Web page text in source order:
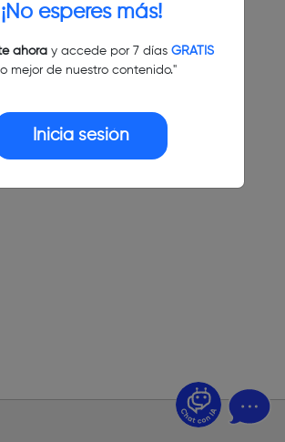
¡No esperes más!
ahoray accede por 7 días GRATIS
mejor de nuestro contenido."
Inicia sesión